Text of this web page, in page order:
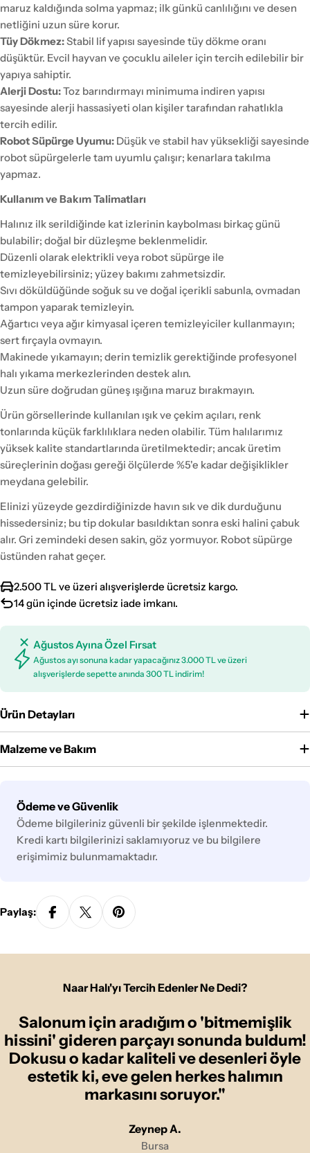
maruz kaldığında solma yapmaz; ilk günkü canlılığını ve desen
netliğini uzun süre korur.
Tüy Dökmez:Stabil lif yapısı sayesinde tüy dökme oranı
düşüktür. Evcil hayvan ve çocuklu aileler için tercih edilebilir bir
yapıya sahiptir.
Alerji Dostu:Toz barındırmayı minimuma indiren yapısı
sayesinde alerji hassasiyeti olan kişiler tarafından rahatlıkla
tercih edilir.
Robot Süpürge Uyumu: Düşük ve stabil hav yüksekliği sayesinde
robot süpürgelerle tam uyumlu çalışır; kenarlara takılma
yapmaz.
Kullanım ve Bakım Talimatları
Halınız ilk serildiğinde kat izlerinin kaybolması birkaç günü
bulabilir; doğal bir düzleşme beklenmelidir.
Düzenli olarak elektrikli veya robot süpürge ile
temizleyebilirsiniz; yüzey bakımı zahmetsizdir.
Sıvı döküldüğünde soğuk su ve doğal içerikli sabunla, ovmadan
tampon yaparak temizleyin.
Ağartıcı veya ağır kimyasal içeren temizleyiciler kullanmayın;
sert fırçayla ovmayın.
Makinede yıkamayın; derin temizlik gerektiğinde profesyonel
halı yıkama merkezlerinden destek alın.
Uzun süre doğrudan güneş ışığına maruz bırakmayın.
Ürün görsellerinde kullanılan ışık ve çekim açıları, renk
tonlarında küçük farklılıklara neden olabilir. Tüm halılarımız
yüksek kalite standartlarında üretilmektedir; ancak üretim
süreçlerinin doğası gereği ölçülerde %5'e kadar değişiklikler
meydana gelebilir.
Elinizi yüzeyde gezdirdiğinizde havın sık ve dik durduğunu
hissedersiniz; bu tip dokular basıldıktan sonra eski halini çabuk
alır. Gri zemindeki desen sakin, göz yormuyor. Robot süpürge
üstünden rahat geçer.
2.500 TL ve üzeri alışverişlerde ücretsiz kargo.
14 gün içinde ücretsiz iade imkanı.
Ağustos Ayına Özel Fırsat
Ağustos ayı sonuna kadar yapacağınız 3.000 TL ve üzeri
alışverişlerde sepette anında 300 TL indirim!
Ürün Detayları
Malzeme ve Bakım
Ödeme ve Güvenlik
Ödeme
yöntemleri
Ödeme bilgileriniz güvenli bir şekilde işlenmektedir.
Kredi kartı bilgilerinizi saklamıyoruz ve bu bilgilere
erişimimiz bulunmamaktadır.
Paylaş:
Naar Halı'yı Tercih Edenler Ne Dedi?
Salonum için aradığım o 'bitmemişlik
hissini' gideren parçayı sonunda buldum!
Dokusu o kadar kaliteli ve desenleri öyle
estetik ki, eve gelen herkes halımın
markasını soruyor."
Zeynep A.
Bursa